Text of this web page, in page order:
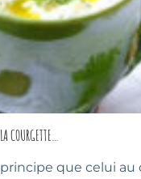
que celui au